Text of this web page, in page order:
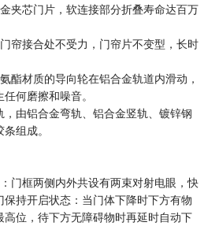
夹芯门片，软连接部分折叠寿命达百万
帘接合处不受力，门帘片不变型，长时
酯材质的导向轮在铝合金轨道内滑动，
何磨擦和噪音。
，由铝合金弯轨、铝合金竖轨、镀锌钢
组成。
门框两侧内外共设有两束对射电眼，快
持开启状态：当门体下降时下方有物
位，待下方无障碍物时再延时自动下